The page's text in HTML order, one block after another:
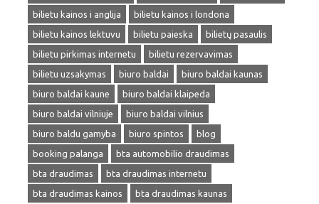
bilietu kainos i anglija
bilietu kainos i londona
bilietu kainos lektuvu
bilietu paieska
bilietų pasaulis
bilietu pirkimas internetu
bilietu rezervavimas
bilietu uzsakymas
biuro baldai
biuro baldai kaunas
biuro baldai kaune
biuro baldai klaipeda
biuro baldai vilniuje
biuro baldai vilnius
biuro baldu gamyba
biuro spintos
blog
booking palanga
bta automobilio draudimas
bta draudimas
bta draudimas internetu
bta draudimas kainos
bta draudimas kaunas